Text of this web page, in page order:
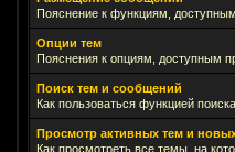
Пояснение к функциям,
Опции тем
Пояснения к опциям, доступным
Поиск тем и сообщений
Как пользоваться функцией поиска.
Просмотр активных тем и
Как просмотреть все темы, на